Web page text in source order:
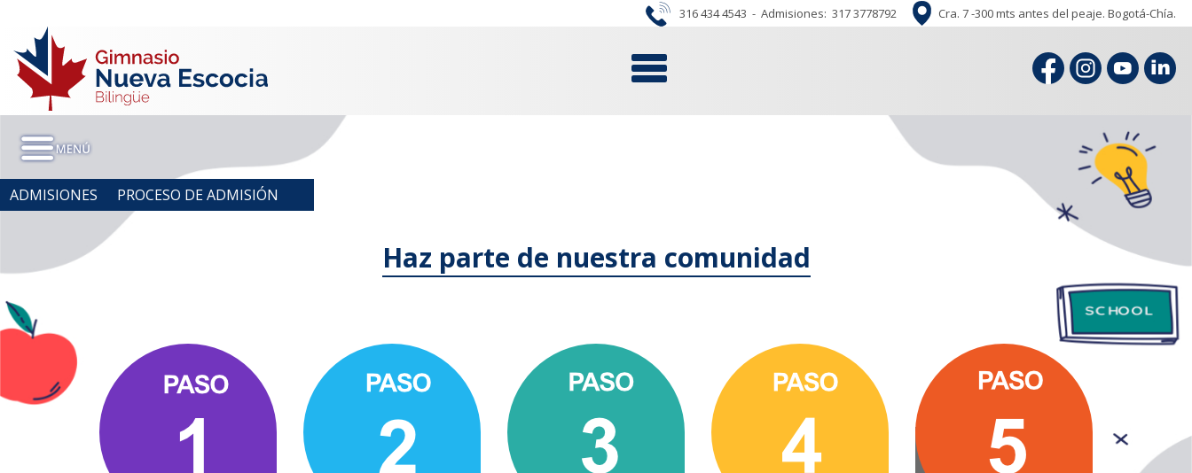
316 434 4543 - Admisiones: 317 3778792 Cra. 7 -300 mts antes del peaje. Bogotá-Chía.
Haz parte de nuestra comunidad
ADMISIONES PROCESO DE ADMISIÓN